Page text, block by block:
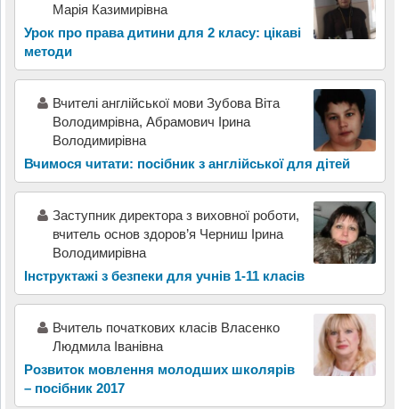
Марія Казимирівна
Урок про права дитини для 2 класу: цікаві
методи
Вчителі англійської мови Зубова Віта
Володимрівна, Абрамович Ірина
Володимирівна
Вчимося читати: посібник з англійської для дітей
Заступник директора з виховної роботи,
вчитель основ здоров’я Черниш Ірина
Володимирівна
Інструктажі з безпеки для учнів 1-11 класів
Вчитель початкових класів Власенко
Людмила Іванівна
Розвиток мовлення молодших школярів
– посібник 2017